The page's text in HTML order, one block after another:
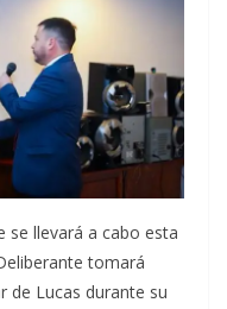
se llevará a cabo esta
tomará
de Lucas durante su